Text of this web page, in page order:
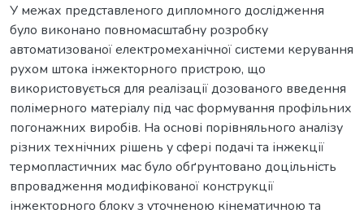
У межах представленого дипломного дослідження
було виконано повномасштабну розробку
автоматизованої електромеханічної системи керування
рухом штока інжекторного пристрою, що
використовується для реалізації дозованого введення
полімерного матеріалу під час формування профільних
погонажних виробів. На основі порівняльного аналізу
різних технічних рішень у сфері подачі та інжекції
термопластичних мас було обґрунтовано доцільність
впровадження модифікованої конструкції
інжекторного блоку з уточненою кінематичною та